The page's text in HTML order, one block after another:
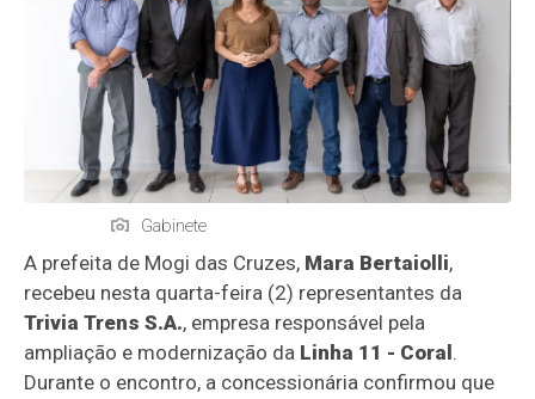
Gabinete
A prefeita de Mogi das Cruzes, Mara Bertaiolli,
recebeu nesta quarta-feira (2) representantes da
Trivia Trens S.A., empresa responsável pela
ampliação e modernização da Linha 11 - Coral .
Durante o encontro, a concessionária confirmou que